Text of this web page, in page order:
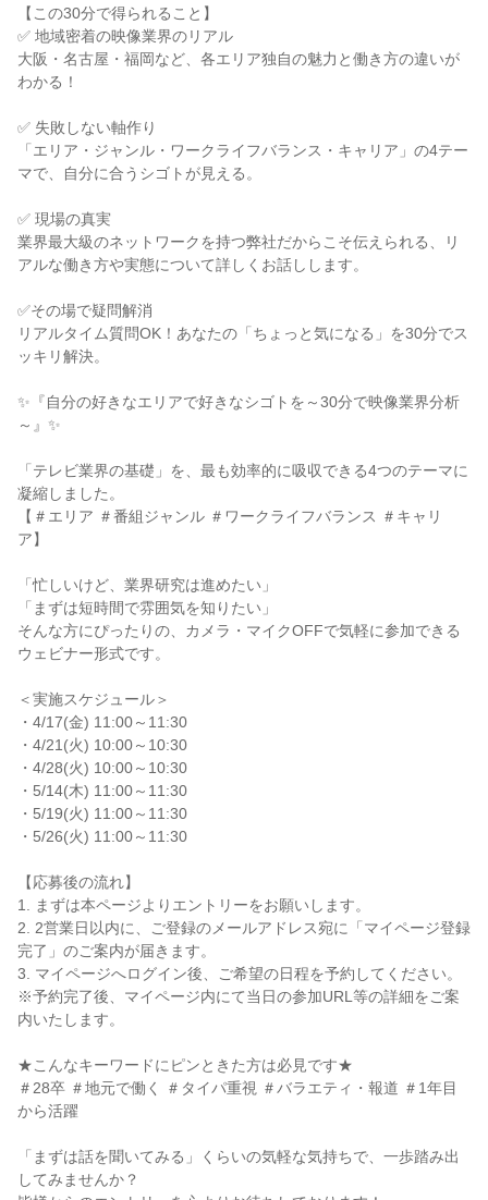
【この30分で得られること】
✅ 地域密着の映像業界のリアル
大阪・名古屋・福岡など、各エリア独自の魅力と働き方の違いが
わかる！
✅ 失敗しない軸作り
「エリア・ジャンル・ワークライフバランス・キャリア」の4テー
マで、自分に合うシゴトが見える。
✅ 現場の真実
業界最大級のネットワークを持つ弊社だからこそ伝えられる、リ
アルな働き方や実態について詳しくお話しします。
✅その場で疑問解消
リアルタイム質問OK！あなたの「ちょっと気になる」を30分でス
ッキリ解決。
✨『自分の好きなエリアで好きなシゴトを～30分で映像業界分析
～』✨
「テレビ業界の基礎」を、最も効率的に吸収できる4つのテーマに
凝縮しました。
【＃エリア ＃番組ジャンル ＃ワークライフバランス ＃キャリ
ア】
「忙しいけど、業界研究は進めたい」
「まずは短時間で雰囲気を知りたい」
そんな方にぴったりの、カメラ・マイクOFFで気軽に参加できる
ウェビナー形式です。
＜実施スケジュール＞
・4/17(金) 11:00～11:30
・4/21(火) 10:00～10:30
・4/28(火) 10:00～10:30
・5/14(木) 11:00～11:30
・5/19(火) 11:00～11:30
・5/26(火) 11:00～11:30
【応募後の流れ】
1. まずは本ページよりエントリーをお願いします。
2. 2営業日以内に、ご登録のメールアドレス宛に「マイページ登録
完了」のご案内が届きます。
3. マイページへログイン後、ご希望の日程を予約してください。
※予約完了後、マイページ内にて当日の参加URL等の詳細をご案
内いたします。
★こんなキーワードにピンときた方は必見です★
＃28卒 ＃地元で働く ＃タイパ重視 ＃バラエティ・報道 ＃1年目
から活躍
「まずは話を聞いてみる」くらいの気軽な気持ちで、一歩踏み出
してみませんか？